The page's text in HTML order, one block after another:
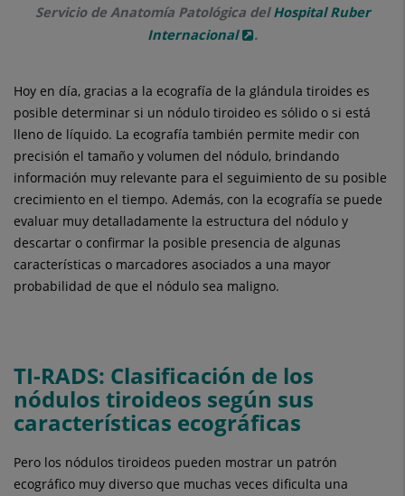
Servicio de Anatomía Patológica delHospital Ruber
Internacional
.
Hoy en día, gracias a la ecografía de la glándula tiroides es
posible determinar si un nódulo tiroideo es sólido o si está
lleno de líquido. La ecografía también permite medir con
precisión el tamaño y volumen del nódulo, brindando
información muy relevante para el seguimiento de su posible
crecimiento en el tiempo. Además, con la ecografía se puede
evaluar muy detalladamente la estructura del nódulo y
descartar o confirmar la posible presencia de algunas
características o marcadores asociados a una mayor
probabilidad de que el nódulo sea maligno.
TI-RADS: Clasificación de los
nódulos tiroideos según sus
características ecográficas
Pero los nódulos tiroideos pueden mostrar un patrón
ecográfico muy diverso que muchas veces dificulta una